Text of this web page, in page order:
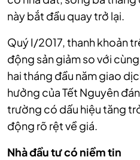
này bắt đầu quay trở lại.
Quý I/2017, thanh khoản
động sản giảm so với
hai tháng đầu năm giao
hưởng của Tết Nguyên
trường có dấu hiệu tăng
động rõ rệt về giá.
Nhà đầu tư có niềm tin